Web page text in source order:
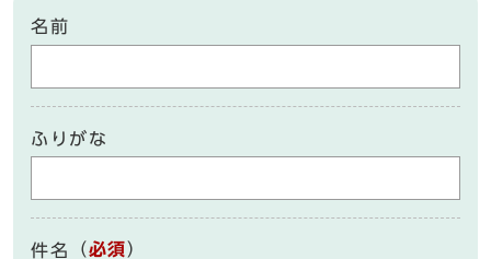
名前
ふりがな
件名 （必須）